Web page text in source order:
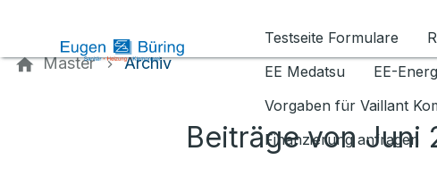
Testseite Formulare
EE Medatsu
EE-
Vorgaben für Vaillant
Finanzierung anfragen
Master Archiv
Beiträge von Juni